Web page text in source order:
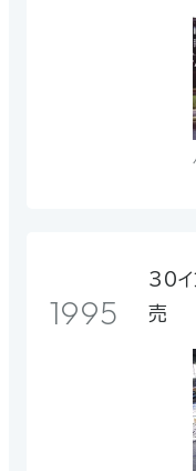
1995
30イ
売
京
ソー
世界